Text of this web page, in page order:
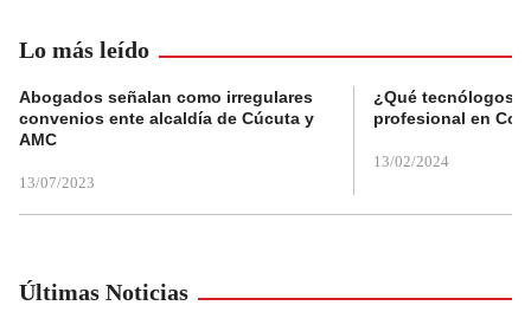
Lo más leído
Abogados señalan como irregulares
convenios ente alcaldía de Cúcuta y
AMC
13/07/2023
¿Qué tecnólogos
profesional en
13/02/2024
Últimas Noticias